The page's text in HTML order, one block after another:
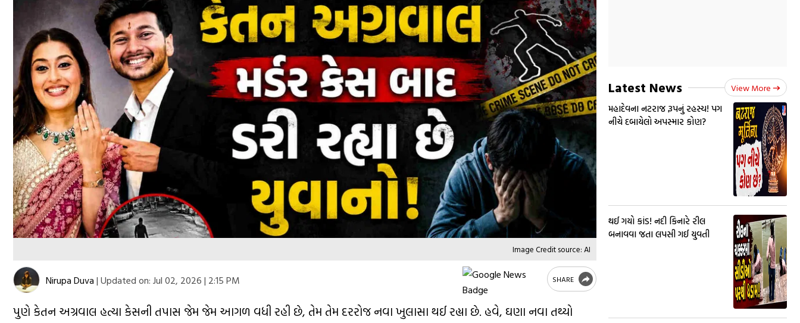
Image Credit source: AI
Nirupa Duva | Updated on: Jul 02, 2026 | 2:15 PM SHARE
પુણે કેતન અગ્રવાલ હત્યા કેસની તપાસ જેમ જેમ આગળ વધી રહી છે, તેમ તેમ દરરોજ નવા ખુલાસા થઈ રહ્યા છે. હવે, ઘણા નવા તથ્યો
Latest News View More
મહાદેવના નટરાજ રૂપનું રહસ્ય! પગ
નીચે દબાયેલો અપસ્માર કોણ?
થઈ ગયો કાંડ! નદી કિનારે રીલ
બનાવવા જતા લપસી ગઈ યુવતી